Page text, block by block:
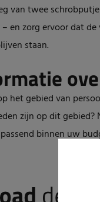
van twee
en zorg ervoor dat
staan.
het gebied van
zijn op dit gebied?
binnen uw